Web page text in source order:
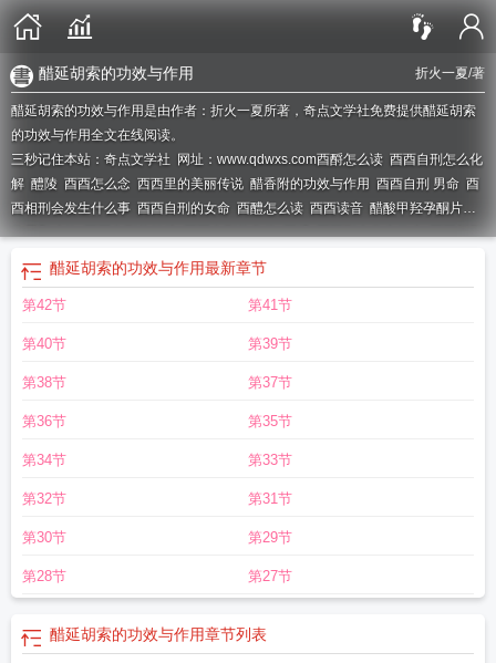
折火一夏/著
醋延胡索的功效与作用
醋延胡索的功效与作用是由作者：折火一夏所著，奇点文学社免费提供醋延胡索
的功效与作用全文在线阅读。
三秒记住本站：奇点文学社 网址：www.qdwxs.com酉酹怎么读 酉酉自刑怎么化
解 醴陵 酉酉怎么念 西西里的美丽传说 醋香附的功效与作用 酉酉自刑 男命 酉
酉相刑会发生什么事 酉酉自刑的女命 酉醴怎么读 酉酉读音 醋酸甲羟孕酮片的
作用和功效酉酉自刑的好处酉酉自刑的条件酉醴酉酉刑会发生什么酉酉相刑
婚姻怎么办 醋酸泼尼松片的作用与功效 酉酉相害是什么意思呢
相刑会发生什么事件
破酉时是几点 酉酉相刑什么意思
酉自刑化解方法
酉醪怎么读
么危害酉酉时是几点 酉酉自刑是越刑越旺吗酉酉刑什么意思
醋延胡索的功效与作用最新章节
第42节 第41节
第40节 第39节
第38节 第37节
第36节 第35节
第34节 第33节
第32节 第31节
第30节 第29节
第28节 第27节
醋延胡索的功效与作用章节列表